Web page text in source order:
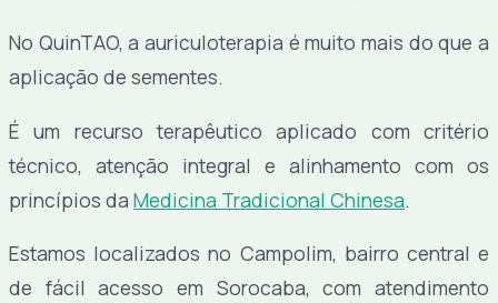
No QuinTAO, a auriculoterapia é muito mais do que a
aplicação de sementes.
É um recurso terapêutico aplicado com critério
técnico, atenção integral e alinhamento com os
princípios da Medicina Tradicional Chinesa.
Estamos localizados no Campolim, bairro central e
de fácil acesso em Sorocaba, com atendimento